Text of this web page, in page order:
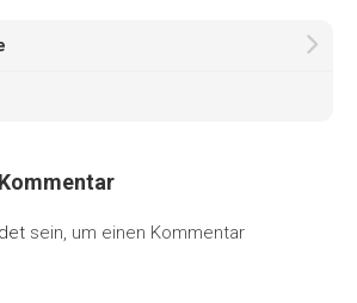
sein, um einen Kommentar